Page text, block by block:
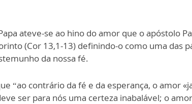
ateve-se ao hino do amor que o apóstolo
(Cor 13,1-13) definindo-o como uma das
da nossa fé.
“ao contrário da fé e da esperança, o amor
ser para nós uma certeza inabalável; o